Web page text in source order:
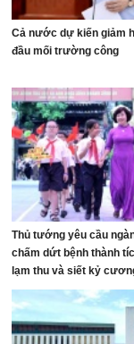
Cả nước dự kiến giảm
đầu mối trường công
Thủ tướng yêu cầu
chấm dứt bệnh thành
lạm thu và siết kỷ
học